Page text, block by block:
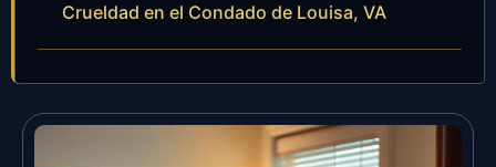
Crueldad en el Condado de Louisa, VA